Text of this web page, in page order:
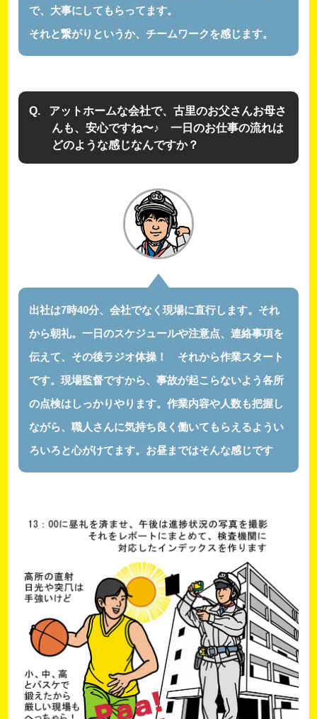
で、大事にしてもらってます。
それと繋がりというか、チームワークを感じます。
アットホームな会社で、古里のお父さんお母さ
んも、安心ですね〜♪ 一日のお仕事の流れは
どのような感じなんですか？
出社は7時40分、会社でなく現場に直行します。それ
から朝礼。一日のスケジュールや注意点、連絡事項を
伝えて、その後ラジオ体操！ それから作業スタート
です。現場監督ですから、事故が起こらないよう各所
の点検はしっかりやります。作業内容や人数も把握し
ながら、職人さんに気持ち良く働いてもらえるようい
ろいろと心がけてます。お昼まではそんな感じです